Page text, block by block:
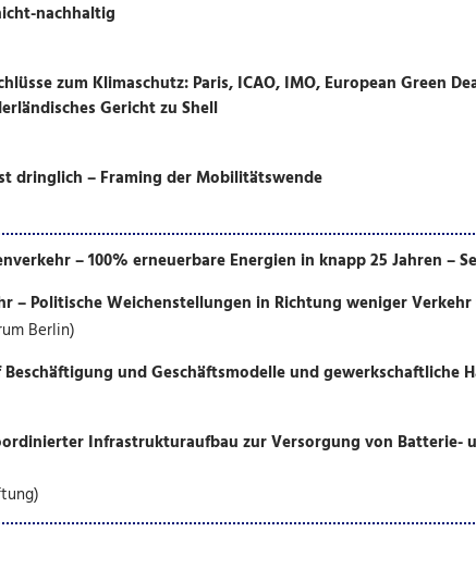
nachhaltig
zum Klimaschutz: Paris, ICAO, IMO, European Green
Gericht zu Shell
dringlich – Framing der Mobilitätswende
– 100% erneuerbare Energien in knapp 25 Jahren –
– Politische Weichenstellungen in Richtung weniger
Berlin)
und Geschäftsmodelle und gewerkschaftliche
Infrastrukturaufbau zur Versorgung von Batterie-